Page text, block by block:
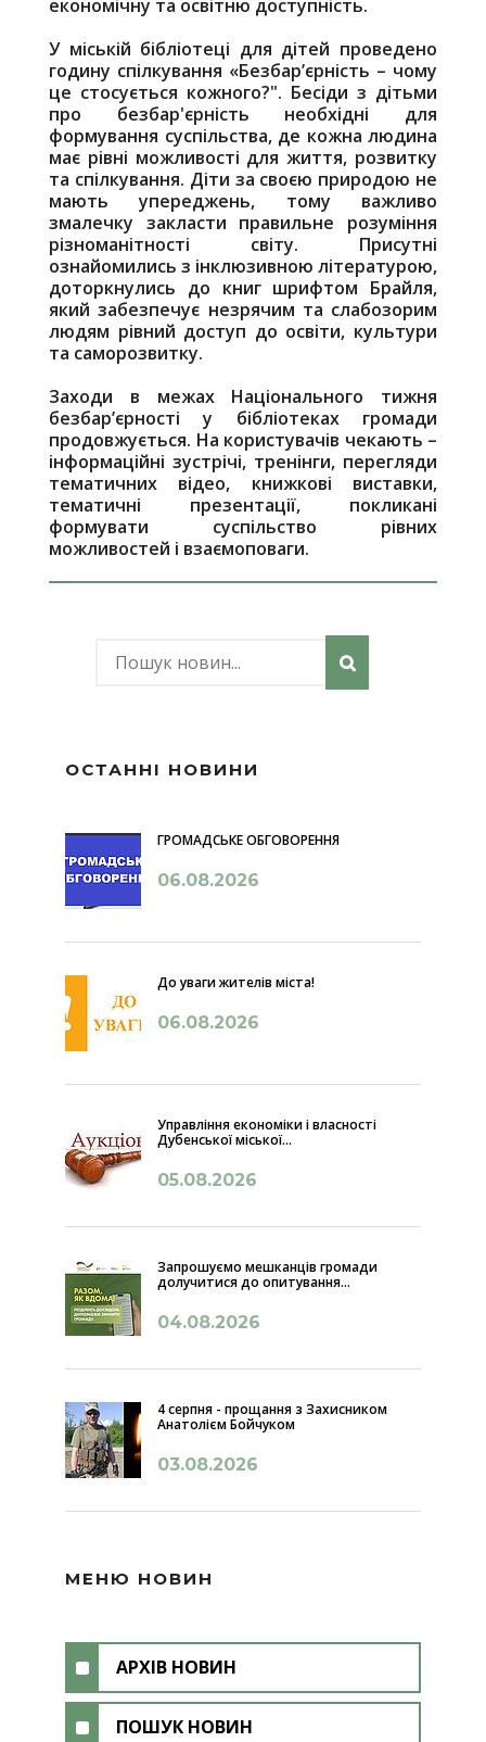
економічну та освітню доступність.
У міській бібліотеці для дітей проведено
годину спілкування «Безбар’єрність – чому
це стосується кожного?". Бесіди з дітьми
про безбар'єрність необхідні для
формування суспільства, де кожна людина
має рівні можливості для життя, розвитку
та спілкування. Діти за своєю природою не
мають упереджень, тому важливо
змалечку закласти правильне розуміння
різноманітності світу. Присутні
ознайомились з інклюзивною літературою,
доторкнулись до книг шрифтом Брайля,
який забезпечує незрячим та слабозорим
людям рівний доступ до освіти, культури
та саморозвитку.
Заходи в межах Національного тижня
безбар’єрності у бібліотеках громади
продовжується. На користувачів чекають –
інформаційні зустрічі, тренінги, перегляди
тематичних відео, книжкові виставки,
тематичні презентації, покликані
формувати суспільство рівних
можливостей і взаємоповаги.
ОСТАННІ НОВИНИ
ГРОМАДСЬКЕ ОБГОВОРЕННЯ
06.08.2026
До уваги жителів міста!
06.08.2026
Управління економіки і власності
Дубенської міської...
05.08.2026
Запрошуємо мешканців громади
долучитися до опитування...
04.08.2026
4 серпня - прощання з Захисником
Анатолієм Бойчуком
03.08.2026
МЕНЮ НОВИН
АРХІВ НОВИН
ПОШУК НОВИН